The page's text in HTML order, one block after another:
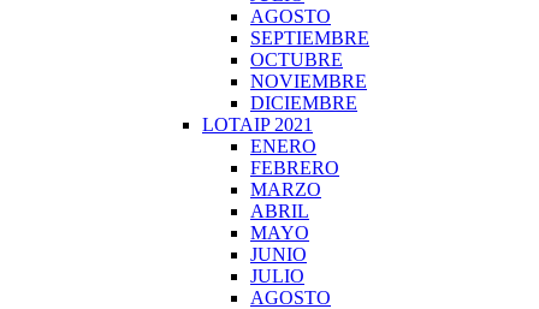
AGOSTO
SEPTIEMBRE
OCTUBRE
NOVIEMBRE
DICIEMBRE
LOTAIP 2021
ENERO
FEBRERO
MARZO
ABRIL
MAYO
JUNIO
JULIO
AGOSTO